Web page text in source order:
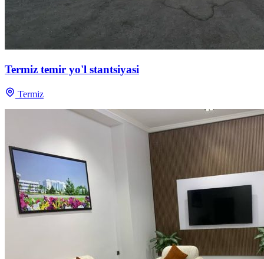
Termiz temir yo'l stantsiyasi
Termiz